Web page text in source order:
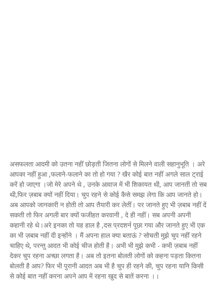
असफलता आदमी को उतना नहीं छोड़ती जितना लोगों से मिलने वाली सहानुभूति । अरे
आपका नहीं हुआ ,फलाने-फलाने का तो हो गया ? खैर कोई बात नहीं अगले साल ट्राई
करें हो जाएगा ।जो मेरे अपने थे , उनके आवाज में भी शिकायत थी, आप जानती तो सब
थी,फिर ज़बाब क्यों नहीं दिया। चुप रहने से कोई कैसे समझ लेगा कि आप जानते हो।
अब आपको जानकारी न होती तो आप तैयारी कर लेतीं। पर जानते हुए भी ज़बाब नहीं दें
सकती तो फिर अगली बार क्यों फजीहत करवानी , दे ही नहीं। सब अपनी अपनी
कहानी रहे थे।अरे इनका तो यह हाल है ,दस प्रदशर्न पूछा गया और जानते हुए भी एक
का भी ज़बाब नहीं दी इन्होंने । मैं अपना हाल क्या बताऊं ? सोचती मुझे चुप नहीं रहने
चाहिए थे, परन्तु आदत भी कोई चीज होती है। अभी भी मुझे कभी - कभी ज़बाब नहीं
देकर चुप रहना अच्छा लगता है। अब तो इतना बोलती लोगों को कहना पड़ता कितना
बोलती है आप? फिर भी पुरानी आदत अब भी है चुप ही रहने की, चुप रहना यानि किसी
से कोई बात नहीं करना अपने आप में रहना खुद से बातें करना ।।